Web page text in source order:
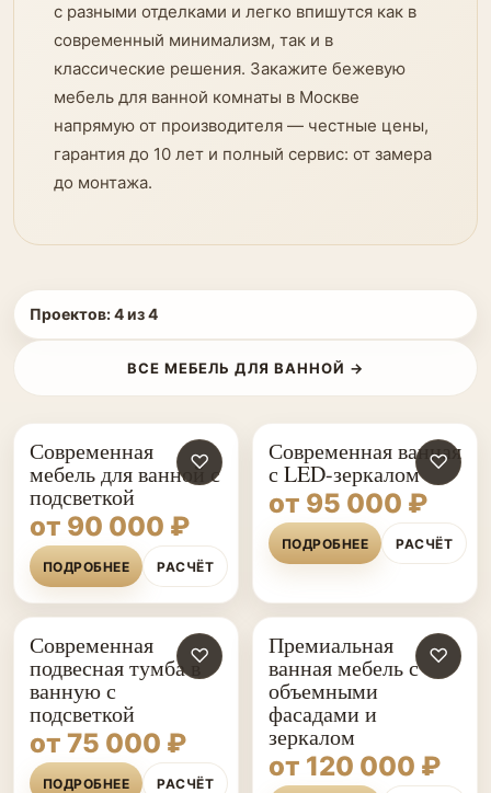
с разными отделками и легко впишутся как в
современный минимализм, так и в
классические решения. Закажите бежевую
мебель для ванной комнаты в Москве
напрямую от производителя — честные цены,
гарантия до 10 лет и полный сервис: от замера
до монтажа.
Проектов:4из4
ВСЕ МЕБЕЛЬ ДЛЯ ВАННОЙ →
♡
Современная
мебель для ванной с
подсветкой
от 90 000 ₽
ПОДРОБНЕЕ РАСЧЁТ
♡
Современная ванная
с LED-зеркалом
от 95 000 ₽
ПОДРОБНЕЕ РАСЧЁТ
♡
Современная
подвесная тумба в
ванную с
подсветкой
от 75 000 ₽
ПОДРОБНЕЕ РАСЧЁТ
♡
Премиальная
ванная мебель с
объемными
фасадами и
зеркалом
от 120 000 ₽